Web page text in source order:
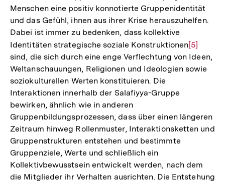
Menschen eine positiv konnotierte Gruppenidentität
und das Gefühl, ihnen aus ihrer Krise herauszuhelfen.
Dabei ist immer zu bedenken, dass kollektive
Identitäten strategische soziale KonstruktionenZur
der
[5]
sind, die sich durch eine enge Verflechtung von Ideen,
Weltanschauungen, Religionen und Ideologien sowie
soziokulturellen Werten konstituieren. Die
Interaktionen innerhalb der Salafiyya-Gruppe
bewirken, ähnlich wie in anderen
Gruppenbildungsprozessen, dass über einen längeren
Zeitraum hinweg Rollenmuster, Interaktionsketten und
Gruppenstrukturen entstehen und bestimmte
Gruppenziele, Werte und schließlich ein
Kollektivbewusstsein entwickelt werden, nach dem
die Mitglieder ihr Verhalten ausrichten. Die Entstehung